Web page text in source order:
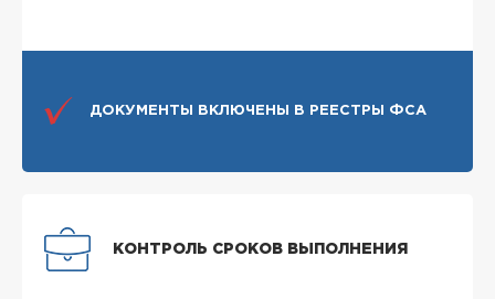
ДОКУМЕНТЫ ВКЛЮЧЕНЫ В РЕЕСТРЫ ФСА
КОНТРОЛЬ СРОКОВ ВЫПОЛНЕНИЯ